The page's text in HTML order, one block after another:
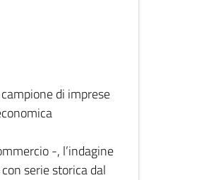
di imprese
-, l’indagine
serie storica dal